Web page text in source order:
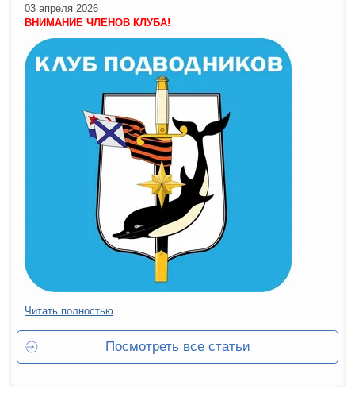
03 апреля 2026
ВНИМАНИЕ ЧЛЕНОВ КЛУБА!
Читать полностью
Посмотреть все статьи